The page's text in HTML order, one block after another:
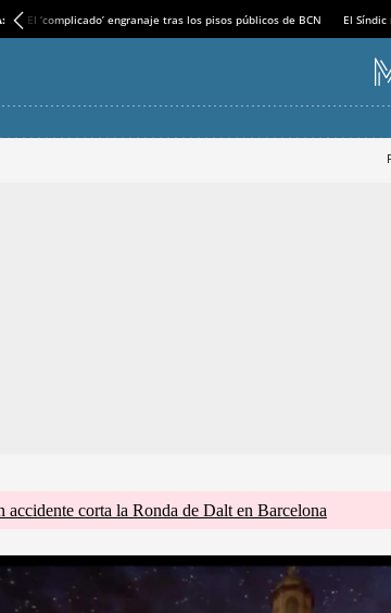
El ‘complicado’ engranaje tras los pisos públicos de BCN El
accidente corta la Ronda de Dalt en Barcelona